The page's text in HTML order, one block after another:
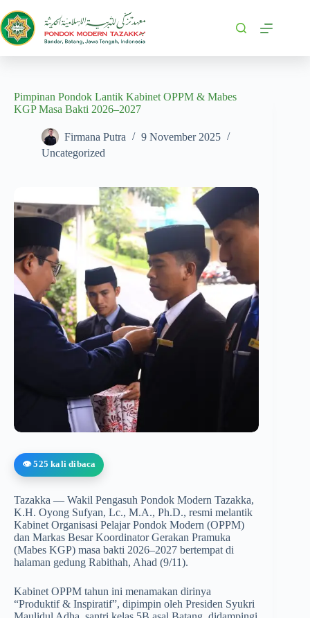
Pimpinan Pondok Lantik Kabinet OPPM & Mabes
KGP Masa Bakti 2026–2027
Firmana Putra
9 November 2025
Uncategorized
👁️ 525 kali dibaca
Tazakka — Wakil Pengasuh Pondok Modern Tazakka,
K.H. Oyong Sufyan, Lc., M.A., Ph.D., resmi melantik
Kabinet Organisasi Pelajar Pondok Modern (OPPM)
dan Markas Besar Koordinator Gerakan Pramuka
(Mabes KGP) masa bakti 2026–2027 bertempat di
halaman gedung Rabithah, Ahad (9/11).
Kabinet OPPM tahun ini menamakan dirinya
“Produktif & Inspiratif”, dipimpin oleh Presiden Syukri